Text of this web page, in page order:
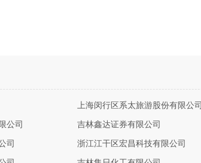
上海闵行区系太旅游股份有限公司
公司 吉林鑫达证券有限公司
司 浙江江干区宏昌科技有限公司